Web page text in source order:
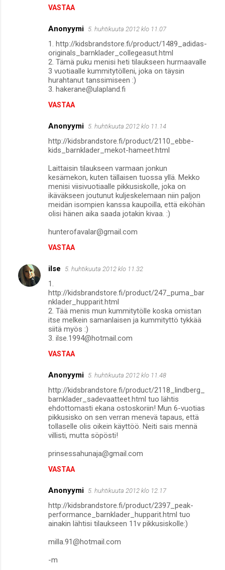
VASTAA
Anonyymi 5. huhtikuuta 2012 klo 11.07
1. http://kidsbrandstore.fi/product/1489_adidas-
originals_barnklader_collegeasut.html
2. Tämä puku menisi heti tilaukseen hurmaavalle
3 vuotiaalle kummitytölleni, joka on täysin
hurahtanut tanssimiseen :)
3. hakerane@ulapland.fi
VASTAA
Anonyymi 5. huhtikuuta 2012 klo 11.14
http://kidsbrandstore.fi/product/2110_ebbe-
kids_barnklader_mekot-hameet.html
Laittaisin tilaukseen varmaan jonkun
kesämekon, kuten tällaisen tuossa yllä. Mekko
menisi viisivuotiaalle pikkusiskolle, joka on
ikäväkseen joutunut kuljeskelemaan niin paljon
meidän isompien kanssa kaupoilla, että eiköhän
olisi hänen aika saada jotakin kivaa. :)
hunterofavalar@gmail.com
VASTAA
ilse 5. huhtikuuta 2012 klo 11.32
1.
http://kidsbrandstore.fi/product/247_puma_bar
nklader_hupparit.html
2. Tää menis mun kummitytölle koska omistan
itse melkein samanlaisen ja kummityttö tykkää
siitä myös :)
3. ilse.1994@hotmail.com
VASTAA
Anonyymi 5. huhtikuuta 2012 klo 11.48
http://kidsbrandstore.fi/product/2118_lindberg_
barnklader_sadevaatteet.html tuo lähtis
ehdottomasti ekana ostoskoriin! Mun 6-vuotias
pikkusisko on sen verran menevä tapaus, että
tollaselle olis oikein käyttöö. Neiti sais mennä
villisti, mutta söpösti!
prinsessahunaja@gmail.com
VASTAA
Anonyymi 5. huhtikuuta 2012 klo 12.17
http://kidsbrandstore.fi/product/2397_peak-
performance_barnklader_hupparit.html tuo
ainakin lähtisi tilaukseen 11v pikkusiskolle:)
milla.91@hotmail.com
-m